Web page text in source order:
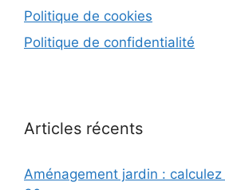
Politique de cookies
Politique de confidentialité
Articles récents
Aménagement jardin :